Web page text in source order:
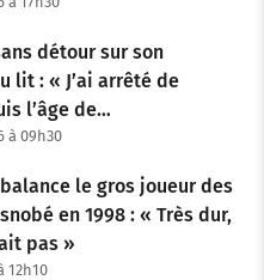
détour sur son
lit : « J’ai arrêté de
l’âge de…
à 09h30
le gros joueur des
en 1998 : « Très dur,
pas »
12h10